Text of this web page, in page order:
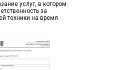
услуг, в котором
за
техники на время